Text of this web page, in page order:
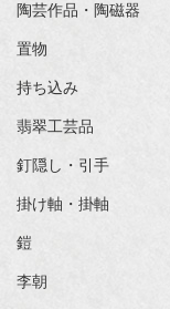
陶芸作品・陶磁器
置物
持ち込み
翡翠工芸品
釘隠し・引手
掛け軸・掛軸
鎧
李朝